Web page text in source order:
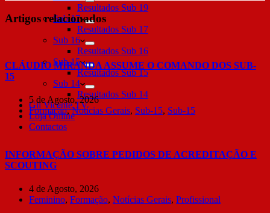
Resultados Sub 19
Sub 17
Resultados Sub 17
Sub 16
Resultados Sub 16
Sub 15
Resultados Sub 15
Sub 14
Resultados Sub 14
Gil Vicente TV
Loja Online
Contactos
Artigos relacionados
CLÁUDIO MIRANDA ASSUME O COMANDO DOS SUB-
15
5 de Agosto, 2026
Formação,Notícias Gerais, Sub-15, Sub-15
INFORMAÇÃO SOBRE PEDIDOS DE ACREDITAÇÃO E
SCOUTING
4 de Agosto, 2026
Feminino, Formação, Notícias Gerais, Profissional